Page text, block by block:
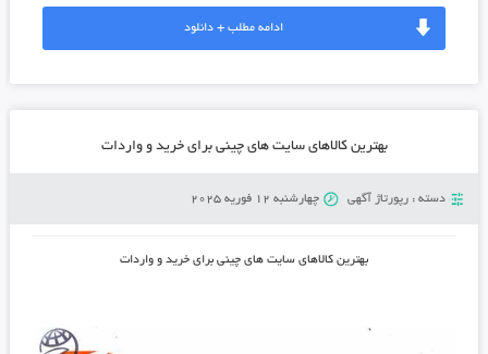
ادامه مطلب + دانلود
بهترین کالاهای سایت های چینی برای خرید و واردات
دسته : رپورتاژ آگهی چهارشنبه 12 فوریه 2025
بهترین کالاهای سایت های چینی برای خرید و واردات